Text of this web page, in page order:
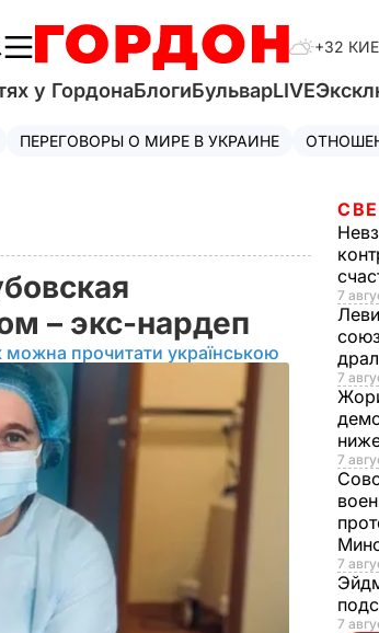
+32
у ГордонаБлогиБульварLIVE
ПЕРЕГОВОРЫ О МИРЕ В УКРАИНЕ
– экс-нардеп
можна прочитати українською
7
7
7
7
7